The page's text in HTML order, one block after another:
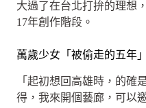
大過了在台北打拚的理想
17年創作階段。
萬歲少女「被偷走的五年」
「起初想回高雄時，的確
得，我來開個藝廊，可以